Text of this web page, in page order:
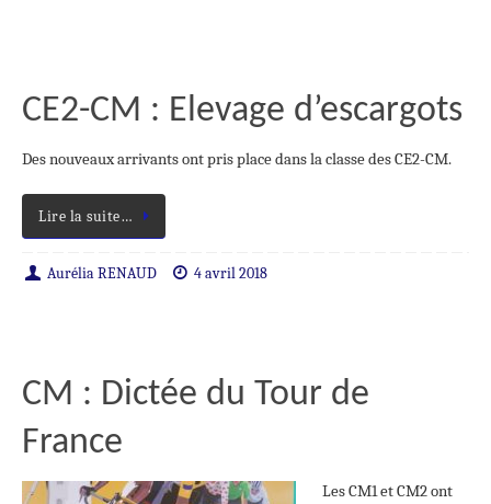
CE2-CM : Elevage d’escargots
Des nouveaux arrivants ont pris place dans la classe des CE2-CM.
Lire la suite…
Aurélia RENAUD 4 avril 2018
CM : Dictée du Tour de
France
Les CM1 et CM2 ont